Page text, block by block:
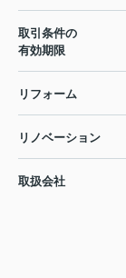
取引条件の
有効期限
リフォーム
リノベーション
取扱会社